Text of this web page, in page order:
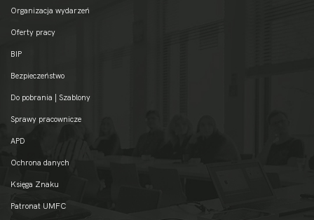
Organizacja wydarzeń
Oferty pracy
BIP
Bezpieczeństwo
Do pobrania | Szablony
Sprawy pracownicze
APD
Ochrona danych
Księga Znaku
Patronat UMFC